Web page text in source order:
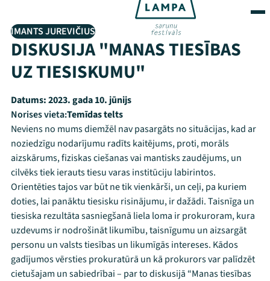
IMANTS JUREVIČIUS
DISKUSIJA "MANAS TIESĪBAS
UZ TIESISKUMU"
Datums:2023. gada 10. jūnijs
Norises vieta:Temīdas telts
Neviens no mums diemžēl nav pasargāts no situācijas, kad ar
noziedzīgu nodarījumu radīts kaitējums, proti, morāls
aizskārums, fiziskas ciešanas vai mantisks zaudējums, un
cilvēks tiek ierauts tiesu varas institūciju labirintos.
Orientēties tajos var būt ne tik vienkārši, un ceļi, pa kuriem
doties, lai panāktu tiesisku risinājumu, ir dažādi. Taisnīga un
tiesiska rezultāta sasniegšanā liela loma ir prokuroram, kura
uzdevums ir nodrošināt likumību, taisnīgumu un aizsargāt
personu un valsts tiesības un likumīgās intereses. Kādos
gadījumos vērsties prokuratūrā un kā prokurors var palīdzēt
cietušajam un sabiedrībai – par to diskusijā “Manas tiesības